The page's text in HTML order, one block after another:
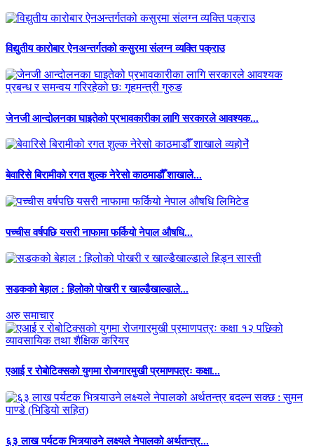
विद्युतीय कारोबार ऐनअन्तर्गतको कसुरमा संलग्न व्यक्ति पक्राउ
जेनजी आन्दोलनका घाइतेको प्रभावकारीका लागि सरकारले आवश्यक...
बेवारिसे बिरामीको रगत शुल्क नेरेसो काठमाडौँ शाखाले...
पच्चीस वर्षपछि यसरी नाफामा फर्कियो नेपाल औषधि...
सडकको बेहाल : हिलोको पोखरी र खाल्डैखाल्डाले...
अरु समाचार
एआई र रोबोटिक्सको युगमा रोजगारमुखी प्रमाणपत्रः कक्षा...
६३ लाख पर्यटक भित्र्याउने लक्ष्यले नेपालको अर्थतन्त्र...